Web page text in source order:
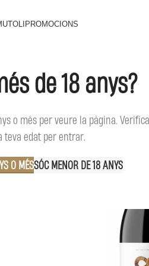
de 18 anys?
o més per veure la pàgina. Verifica
teva edat per entrar.
O MÉSSÓC MENOR DE 18 ANYS
OLIPROMOCIONS
PRODUCTE
Inici Vi